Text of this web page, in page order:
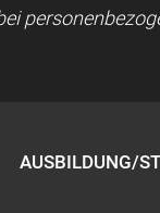
AUSBILDUNG/